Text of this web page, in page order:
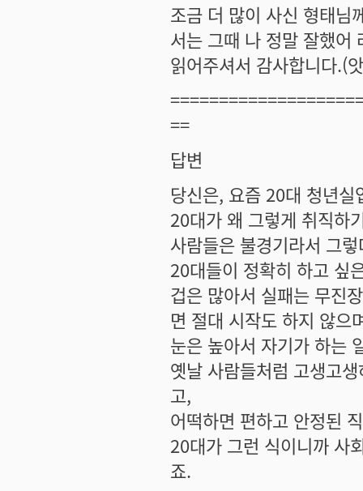
조금 더 많이 사신 형태님
서는 그때 나 정말 잘했어
읽어주셔서 감사합니다.(
==
답변
당신은, 요즘 20대 청년실
20대가 왜 그렇게 취직하
사람들은 불경기라서 그
20대들이 정확히 하고 싶
겁은 많아서 실패는 무진
면 절대 시작도 하지 않으
눈은 높아서 자기가 하는
옛날 사람들처럼 고생고
고,
어떡하면 편하고 안정된
20대가 그런 식이니까 사
죠.